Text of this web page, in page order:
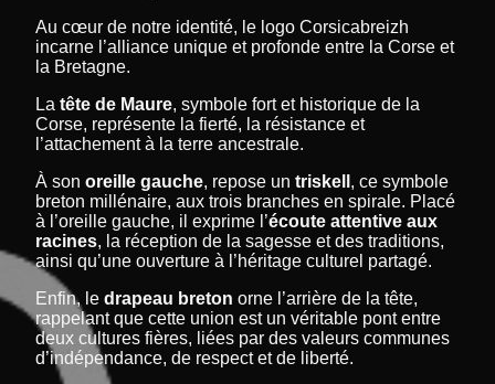
Au cœur de notre identité, le logo Corsicabreizh
incarne l’alliance unique et profonde entre la Corse et
la Bretagne.
La tête de Maure, symbole fort et historique de la
Corse, représente la fierté, la résistance et
l’attachement à la terre ancestrale.
À son oreille gauche, repose un triskell , ce symbole
breton millénaire, aux trois branches en spirale. Placé
à l’oreille gauche, il exprime l’écoute attentive aux
racines, la réception de la sagesse et des traditions,
ainsi qu’une ouverture à l’héritage culturel partagé.
Enfin, le drapeau breton orne l’arrière de la tête,
rappelant que cette union est un véritable pont entre
deux cultures fières, liées par des valeurs communes
d’indépendance, de respect et de liberté.